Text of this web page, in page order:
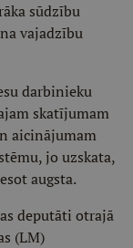
sūdzību
vajadzību
darbinieku
skatījumam
aicinājumam
jo uzskata,
augsta.
deputāti otrajā
(LM)